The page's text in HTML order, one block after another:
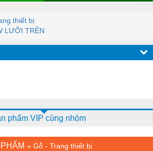
thiết bị
LƯỠI TRÊN
phẩm VIP cùng nhóm
» Gỗ - Trang thiết bị